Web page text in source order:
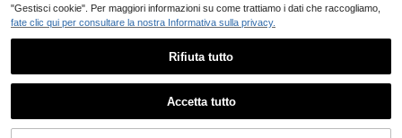
"Gestisci cookie". Per maggiori informazioni su come trattiamo i dati che raccogliamo,
fate clic qui per consultare la nostra Informativa sulla privacy.
Rifiuta tutto
Accetta tutto